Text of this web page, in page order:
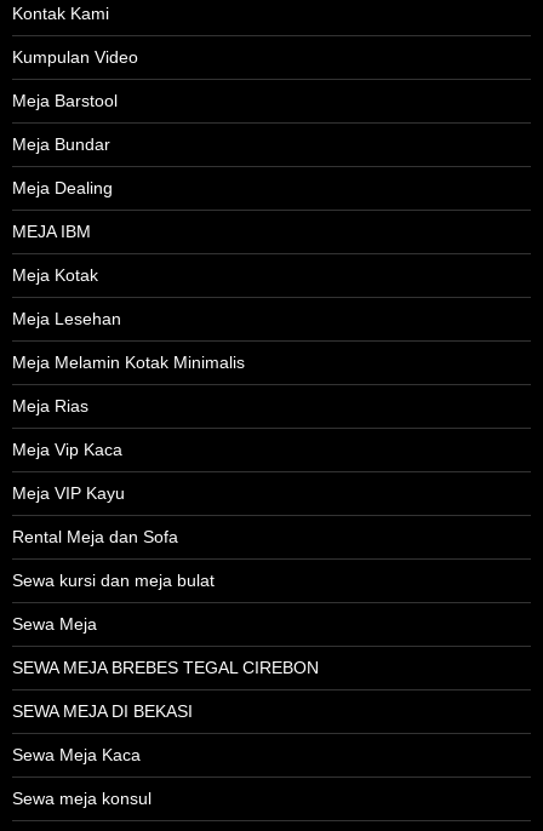
Kontak Kami
Kumpulan Video
Meja Barstool
Meja Bundar
Meja Dealing
MEJA IBM
Meja Kotak
Meja Lesehan
Meja Melamin Kotak Minimalis
Meja Rias
Meja Vip Kaca
Meja VIP Kayu
Rental Meja dan Sofa
Sewa kursi dan meja bulat
Sewa Meja
SEWA MEJA BREBES TEGAL CIREBON
SEWA MEJA DI BEKASI
Sewa Meja Kaca
Sewa meja konsul